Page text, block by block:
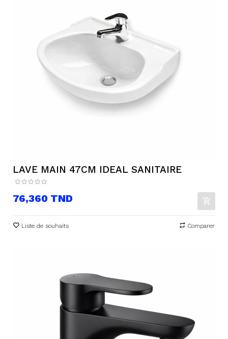
LAVE MAIN 47CM IDEAL SANITAIRE
Prix
76,360 TND
Liste de souhaits Comparer